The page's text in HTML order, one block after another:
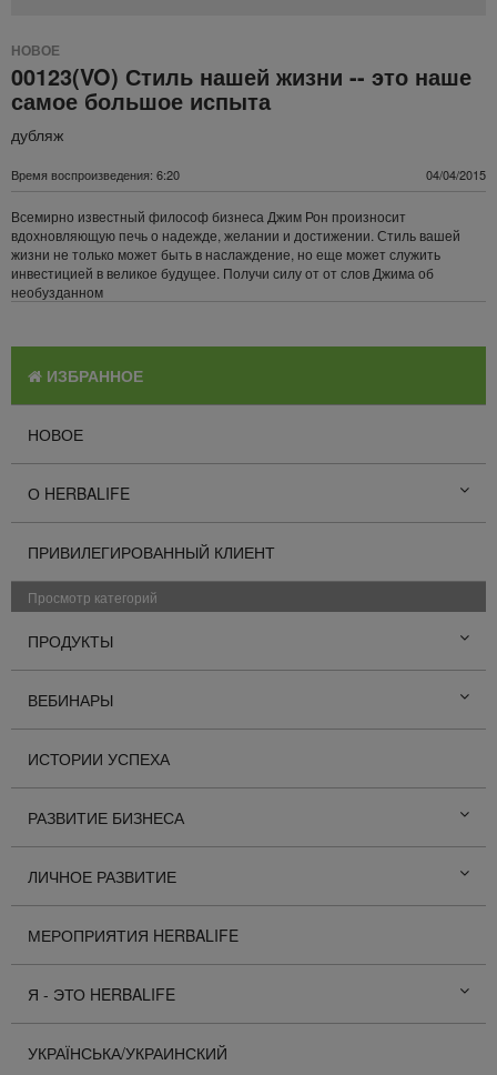
НОВОЕ
00123(VO) Стиль нашей жизни -- это наше
самое большое испыта
дубляж
Время воспроизведения: 6:20 04/04/2015
Всемирно известный философ бизнеса Джим Рон произносит
вдохновляющую печь о надежде, желании и достижении. Стиль вашей
жизни не только может быть в наслаждение, но еще может служить
инвестицией в великое будущее. Получи силу от от слов Джима об
необузданном
ИЗБРАННОЕ
НОВОЕ
О HERBALIFE
ПРИВИЛЕГИРОВАННЫЙ КЛИЕНТ
Просмотр категорий
ПРОДУКТЫ
ВЕБИНАРЫ
ИСТОРИИ УСПЕХА
РАЗВИТИЕ БИЗНЕСА
ЛИЧНОЕ РАЗВИТИЕ
МЕРОПРИЯТИЯ HERBALIFE
Я - ЭТО HERBALIFE
УКРАЇНСЬКА/УКРАИНСКИЙ